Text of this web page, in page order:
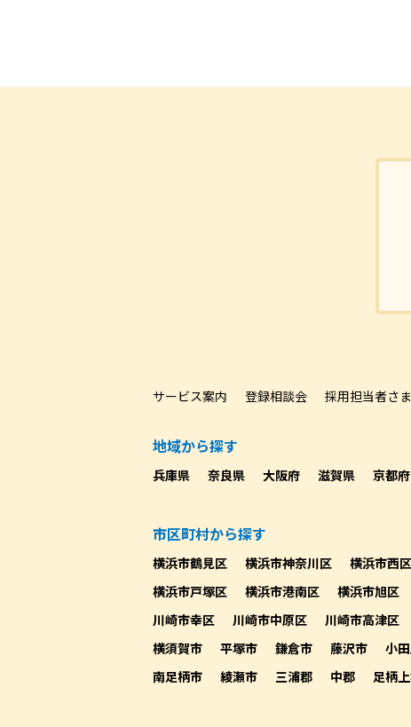
サービス案内 登録相談会 採用担当者さ
地域から探す
兵庫県 奈良県 大阪府 滋賀県 京都府
市区町村から探す
横浜市鶴見区 横浜市神奈川区 横浜市西区
横浜市戸塚区
横浜市港南区 横浜市旭区
川崎市幸区
川崎市中原区 川崎市高津区
横須賀市
平塚市 鎌倉市 藤沢市 小
南足柄市
綾瀬市 三浦郡 中郡 足柄